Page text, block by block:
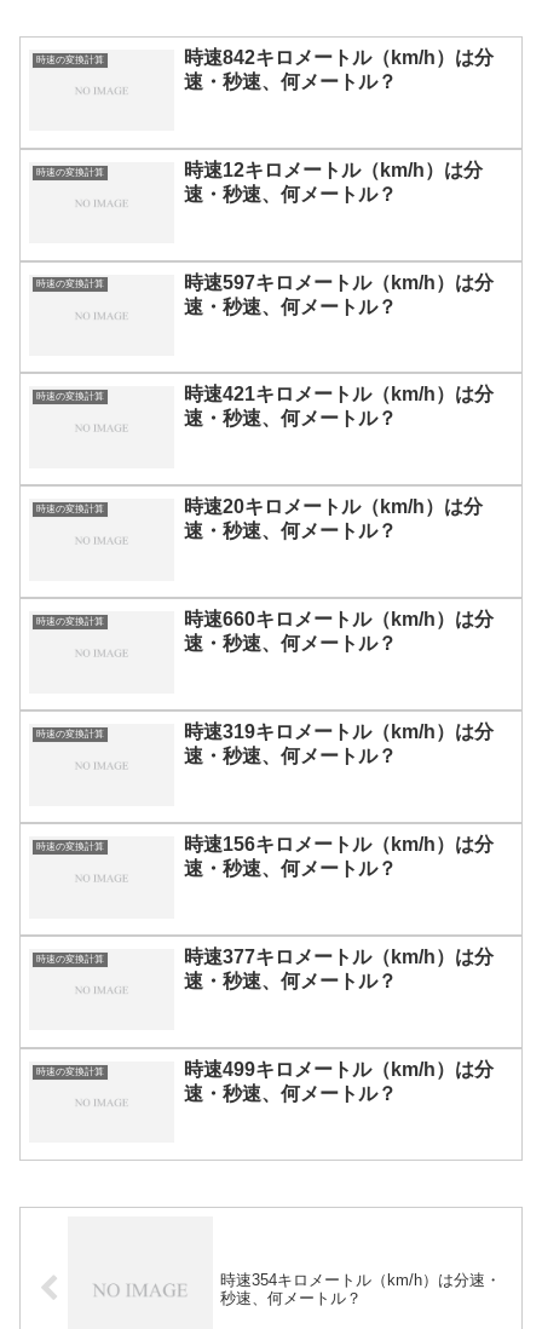
時速の変換計算
時速842キロメートル（km/h）は分
速・秒速、何メートル？
時速の変換計算
時速12キロメートル（km/h）は分
速・秒速、何メートル？
時速の変換計算
時速597キロメートル（km/h）は分
速・秒速、何メートル？
時速の変換計算
時速421キロメートル（km/h）は分
速・秒速、何メートル？
時速の変換計算
時速20キロメートル（km/h）は分
速・秒速、何メートル？
時速の変換計算
時速660キロメートル（km/h）は分
速・秒速、何メートル？
時速の変換計算
時速319キロメートル（km/h）は分
速・秒速、何メートル？
時速の変換計算
時速156キロメートル（km/h）は分
速・秒速、何メートル？
時速の変換計算
時速377キロメートル（km/h）は分
速・秒速、何メートル？
時速の変換計算
時速499キロメートル（km/h）は分
速・秒速、何メートル？
時速354キロメートル（km/h）は分速・
秒速、何メートル？